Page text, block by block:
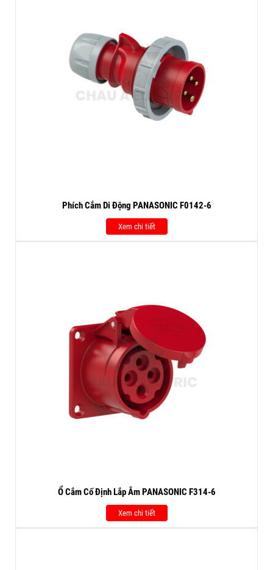
Phích Cắm Di Động PANASONIC F0142-6
Xem chi tiết
Ổ Cắm Cố Định Lắp Âm PANASONIC F314-6
Xem chi tiết